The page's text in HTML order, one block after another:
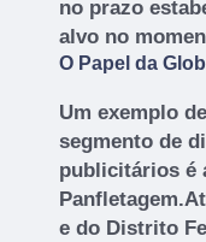
no prazo
alvo no
O Papel da
Um exemplo
segmento de
publicitários é
e do Distrito